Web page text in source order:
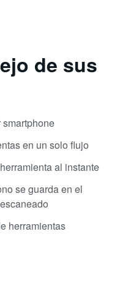
de sus
en un solo flujo
al instante
se guarda en el
herramientas